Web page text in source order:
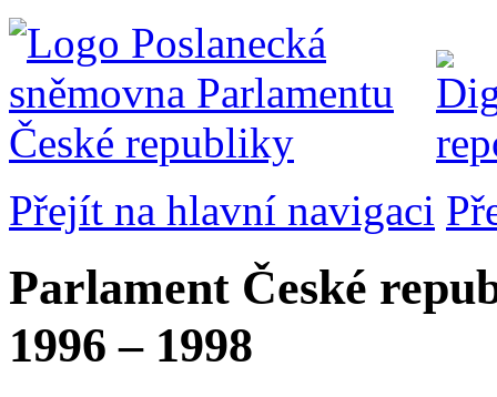
Přejít na hlavní navigaci
Parlament České
1996 – 1998